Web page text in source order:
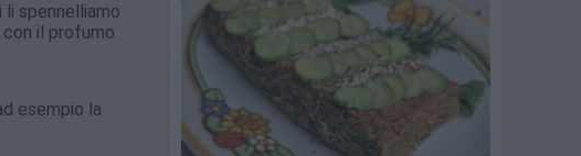
spennelliamo
con il profumo
esempio la